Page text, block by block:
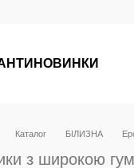
НОВИНКИ
Каталог БІЛИЗНА
з широкою